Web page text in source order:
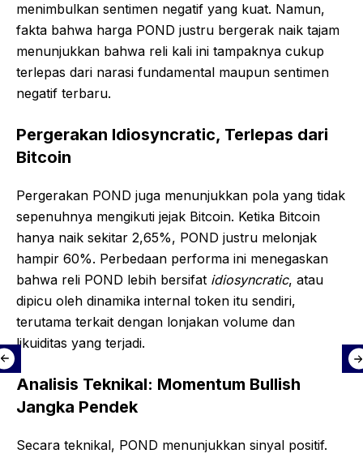
menimbulkan sentimen negatif yang kuat. Namun,
fakta bahwa harga POND justru bergerak naik tajam
menunjukkan bahwa reli kali ini tampaknya cukup
terlepas dari narasi fundamental maupun sentimen
negatif terbaru.
Pergerakan Idiosyncratic, Terlepas dari
Bitcoin
Pergerakan POND juga menunjukkan pola yang tidak
sepenuhnya mengikuti jejak Bitcoin. Ketika Bitcoin
hanya naik sekitar 2,65%, POND justru melonjak
hampir 60%. Perbedaan performa ini menegaskan
bahwa reli POND lebih bersifat idiosyncratic, atau
dipicu oleh dinamika internal token itu sendiri,
terutama terkait dengan lonjakan volume dan
likuiditas yang terjadi.
Analisis Teknikal: Momentum Bullish
Jangka Pendek
Secara teknikal, POND menunjukkan sinyal positif.